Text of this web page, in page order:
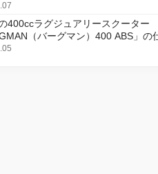
400ccラグジュアリースクーター
（バーグマン）400 ABS」の
18日に発売